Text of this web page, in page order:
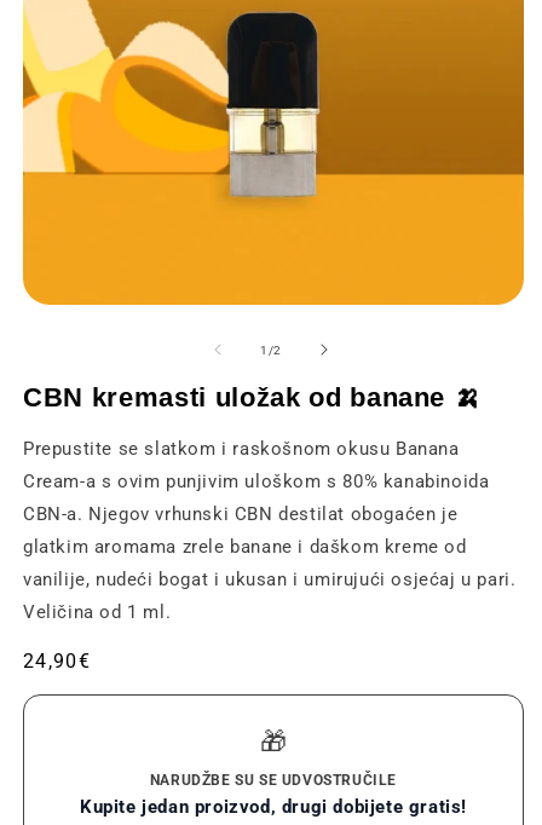
modalnom
prozoru
1 /od
2
CBN kremasti uložak od banane 🍌
Prepustite se slatkom i raskošnom okusu Banana
Cream-a s ovim punjivim uloškom s 80% kanabinoida
CBN-a. Njegov vrhunski CBN destilat obogaćen je
glatkim aromama zrele banane i daškom kreme od
vanilije, nudeći bogat i ukusan i umirujući osjećaj u pari.
Veličina od 1 ml.
Redovna
cijena
24,90€
🎁
NARUDŽBE SU SE UDVOSTRUČILE
Kupite jedan proizvod, drugi dobijete gratis!